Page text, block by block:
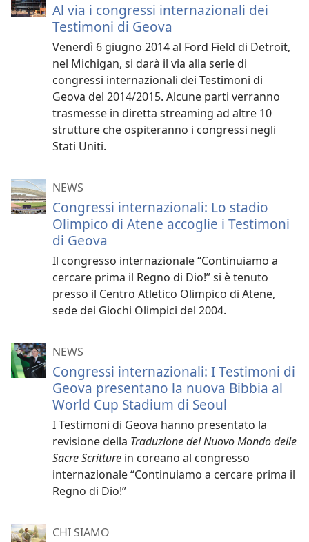
Al via i congressi internazionali dei
Testimoni di Geova
Venerdì 6 giugno 2014 al Ford Field di Detroit,
nel Michigan, si darà il via alla serie di
congressi internazionali dei Testimoni di
Geova del 2014/2015. Alcune parti verranno
trasmesse in diretta streaming ad altre 10
strutture che ospiteranno i congressi negli
Stati Uniti.
NEWS
Congressi internazionali: Lo stadio
Olimpico di Atene accoglie i Testimoni
di Geova
Il congresso internazionale “Continuiamo a
cercare prima il Regno di Dio!” si è tenuto
presso il Centro Atletico Olimpico di Atene,
sede dei Giochi Olimpici del 2004.
NEWS
Congressi internazionali: I Testimoni di
Geova presentano la nuova Bibbia al
World Cup Stadium di Seoul
I Testimoni di Geova hanno presentato la
revisione della Traduzione del Nuovo Mondo delle
Sacre Scritture in coreano al congresso
internazionale “Continuiamo a cercare prima il
Regno di Dio!”
CHI SIAMO